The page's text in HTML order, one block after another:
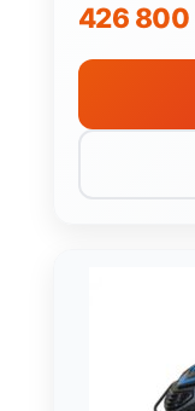
426 800